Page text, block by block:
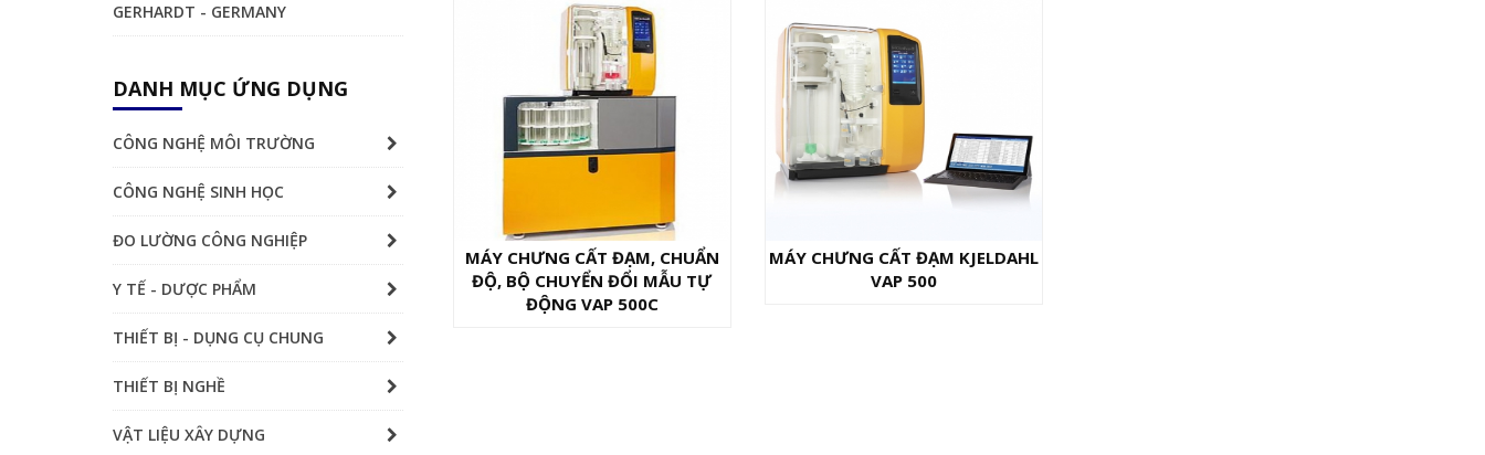
MÁY CHƯNG CẤT ĐẠM, CHUẨN
ĐỘ, BỘ CHUYỂN ĐỔI MẪU TỰ
ĐỘNG VAP 500C
MÁY CHƯNG CẤT ĐẠM KJELDAHL
VAP 500
GERHARDT - GERMANY
DANH MỤC ỨNG DỤNG
CÔNG NGHỆ MÔI TRƯỜNG
CÔNG NGHỆ SINH HỌC
ĐO LƯỜNG CÔNG NGHIỆP
Y TẾ - DƯỢC PHẨM
THIẾT BỊ - DỤNG CỤ CHUNG
THIẾT BỊ NGHỀ
VẬT LIỆU XÂY DỰNG